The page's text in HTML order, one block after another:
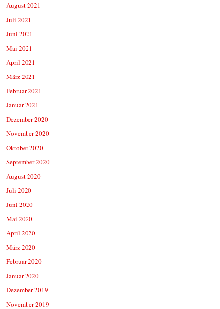
August 2021
Juli 2021
Juni 2021
Mai 2021
April 2021
März 2021
Februar 2021
Januar 2021
Dezember 2020
November 2020
Oktober 2020
September 2020
August 2020
Juli 2020
Juni 2020
Mai 2020
April 2020
März 2020
Februar 2020
Januar 2020
Dezember 2019
November 2019